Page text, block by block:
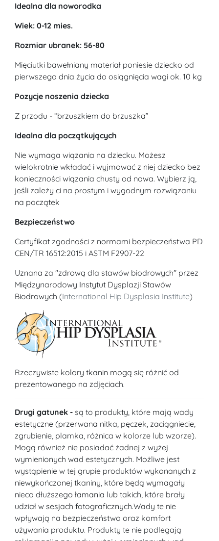
Idealna dla noworodka
Wiek: 0-12 mies.
Rozmiar ubranek: 56-80
Mięciutki bawełniany materiał poniesie dziecko od
pierwszego dnia życia do osiągnięcia wagi ok. 10 kg
Pozycje noszenia dziecka
Z przodu - “brzuszkiem do brzuszka”
Idealna dla początkujących
Nie wymaga wiązania na dziecku. Możesz
wielokrotnie wkładać i wyjmować z niej dziecko bez
konieczności wiązania chusty od nowa. Wybierz ją,
jeśli zależy ci na prostym i wygodnym rozwiązaniu
na początek
Bezpieczeństwo
Certyfikat zgodności z normami bezpieczeństwa PD
CEN/TR 16512:2015 i ASTM F2907-22
Uznana za "zdrową dla stawów biodrowych" przez
Międzynarodowy Instytut Dysplazji Stawów
Biodrowych (International Hip Dysplasia Institute)
Rzeczywiste kolory tkanin mogą się różnić od
prezentowanego na zdjęciach.
Drugi gatunek - są to produkty, które mają wady
estetyczne (przerwana nitka, pęczek, zaciągniecie,
zgrubienie, plamka, różnica w kolorze lub wzorze).
Mogą również nie posiadać żadnej z wyżej
wymienionych wad estetycznych. Możliwe jest
wystąpienie w tej grupie produktów wykonanych z
niewykończonej tkaniny, które będą wymagały
nieco dłuższego łamania lub takich, które brały
udział w sesjach fotograficznych.Wady te nie
wpływają na bezpieczeństwo oraz komfort
używania produktu. Produkty te nie podlegają